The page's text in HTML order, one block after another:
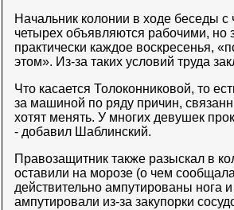
Начальник колонии в ходе беседы
четырех объявляются рабочими, но
практически каждое воскресенья,
этом». Из-за таких условий труда
Что касается Толоконниковой, то
за машиной по ряду причин,
хотят менять. У многих девушек
- добавил Шаблинский.
Правозащитник также разыскал в
оставили на морозе (о чем
действительно ампутированы нога
ампутировали из-за закупорки